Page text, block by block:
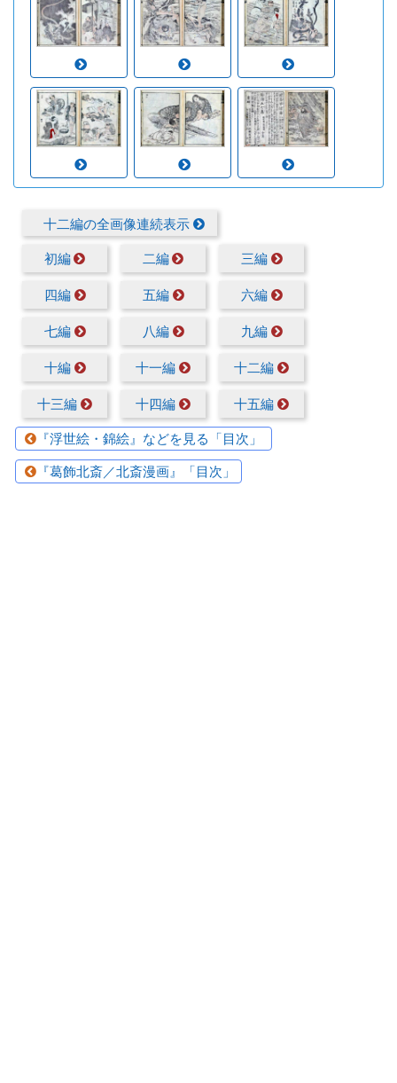
十二編の全画像連続表示
初編 二編 三編
四編 五編 六編
七編 八編 九編
十編 十一編 十二編
十三編 十四編 十五編
『浮世絵・錦絵』などを見る「目次」
『葛飾北斎／北斎漫画』「目次」